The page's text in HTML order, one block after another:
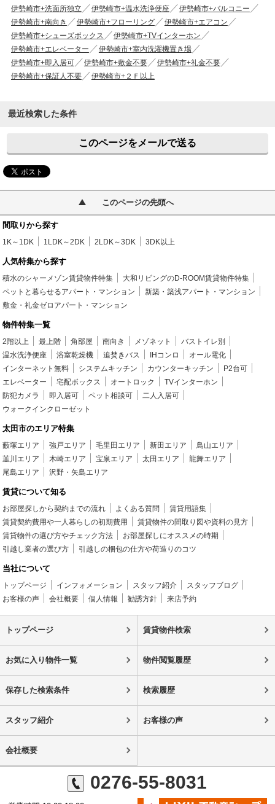
伊勢崎市+洗面所独立
伊勢崎市+温水洗浄便座
伊勢崎市+バルコニー
伊勢崎市+南向き
伊勢崎市+フローリング
伊勢崎市+エアコン
伊勢崎市+シューズボックス
伊勢崎市+TVインターホン
伊勢崎市+エレベーター
伊勢崎市+室内洗濯機置き場
伊勢崎市+即入居可
伊勢崎市+敷金不要
伊勢崎市+礼金不要
伊勢崎市+保証人不要
伊勢崎市+２Ｆ以上
最近検索した条件
このページをメールで送る
このページの先頭へ
間取りから探す
1K～1DK 1LDK～2DK 2LDK～3DK 3DK以上
人気特集から探す
積水のシャーメゾン賃貸物件特集
大和リビングのD-ROOM賃貸物件特集
ペットと暮らせるアパート・マンション
新築・築浅アパート・マンション
敷金・礼金ゼロアパート・マンション
物件特集一覧
2階以上 最上階 角部屋 南向き メゾネット
バストイレ別
温水洗浄便座
浴室乾燥機 追焚きバス IHコンロ
オール電化
インターネット無料
システムキッチン カウンターキッチン
P2台可
エレベーター
宅配ボックス オートロック
TVインターホン
防犯カメラ
即入居可 ペット相談可
二人入居可
ウォークインクローゼット
太田市のエリア特集
藪塚エリア 強戸エリア 毛里田エリア 新田エリア
鳥山エリア
韮川エリア
木崎エリア 宝泉エリア 太田エリア
龍舞エリア
尾島エリア
沢野・矢島エリア
賃貸について知る
お部屋探しから契約までの流れ よくある質問
賃貸用語集
賃貸契約費用や一人暮らしの初期費用
賃貸物件の間取り図や資料の見方
賃貸物件の選び方やチェック方法
お部屋探しにオススメの時期
引越し業者の選び方
引越しの梱包の仕方や荷造りのコツ
当社について
トップページ インフォメーション スタッフ紹介
スタッフブログ
お客様の声
会社概要 個人情報 勧誘方針 来店予約
トップページ 賃貸物件検索
お気に入り物件一覧 物件閲覧履歴
保存した検索条件 検索履歴
スタッフ紹介 お客様の声
会社概要
0276-55-8031